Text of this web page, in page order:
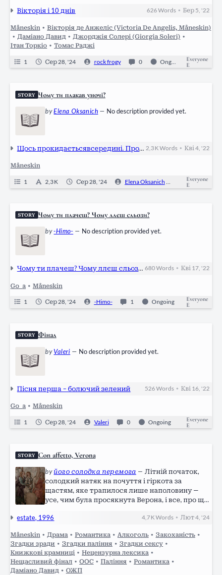
Вікторія і 10 днів 626Words •Бер 5, '22
Måneskin • Вікторія де Анжеліс (Victoria De Angelis, Måneskin)
• Даміано Давид • Джорджія Солері (Giorgia Soleri) •
Ітан Торкіо • Томас Раджі
1 Сер 28, '24 rock frogy 0 Ongoing
Everyone
E
STORY Чому ти плакав уночі?
byElena Oksanich— No description provided yet.
Щось прокидаєтьсявсередині. Пролог. 2,3 KWords •Кві 4, '22
Måneskin
1 2,3 K Сер 28, '24 Elena Oksanich
Everyone
E
STORY Чому ти плачеш? Чому ллєш сльози?
by-Himo- — No description provided yet.
Чому ти плачеш? Чому ллєш сльози? 680Words •Кві 17, '22
Go_a • Måneskin
1 Сер 28, '24 -Himo- 1 Ongoing
Everyone
E
STORY Фінал
byValeri — No description provided yet.
Пісня перша – болючий зелений 526Words •Кві 16, '22
Go_a • Måneskin
1 Сер 28, '24 Valeri 0 Ongoing
Everyone
E
STORY Сon affetto, Verona
byйого солодка перемога — Літній початок,
солодкий натяк на почуття і гіркота за
щастям, яке трапилося лише наполовину —
усе, чим була просякнута Верона, і все, про що
ніж конкретного, Даміано Давід навідувався
та щоп’ятниці — іноді цілував, іноді відчував і
зовсім іноді думав. А ще — сміливо ігнорував
відчутний факт, що на півночі Італії, загалом-
то, читали вкрай рідко.
estate, 1996 4,7 KWords •Лют 4, '24
Måneskin • Драма • Романтика • Алкоголь • Закоханість •
Згадки зради • Згадки паління • Згадки сексу •
Книжкові крамниці • Нецензурна лексика •
Нещасливий фінал • ООС • Паління • Романтика •
Даміано Давид • ОЖП